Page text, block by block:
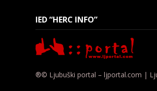
IED “HERC INFO”
®© Ljubuški portal – ljportal.com |